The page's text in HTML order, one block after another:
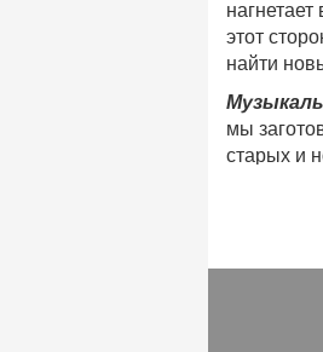
этот
найти
мы
старых и
Мы